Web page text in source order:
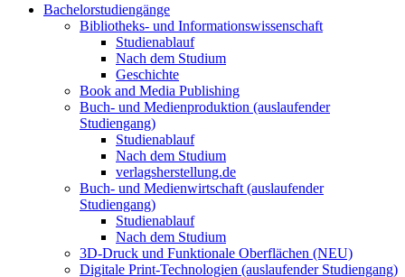
Bachelorstudiengänge
Bibliotheks- und Informationswissenschaft
Studienablauf
Nach dem Studium
Geschichte
Book and Media Publishing
Buch- und Medienproduktion (auslaufender
Studiengang)
Studienablauf
Nach dem Studium
verlagsherstellung.de
Buch- und Medienwirtschaft (auslaufender
Studiengang)
Studienablauf
Nach dem Studium
3D-Druck und Funktionale Oberflächen (NEU)
Digitale Print-Technologien (auslaufender Studiengang)